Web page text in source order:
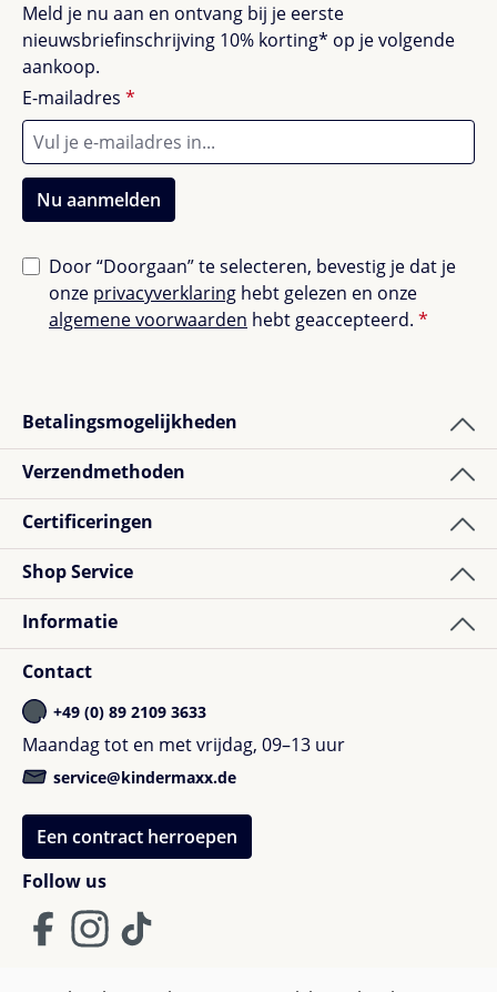
Meld je nu aan en ontvang bij je eerste
nieuwsbriefinschrijving 10% korting* op je volgende
aankoop.
E-mailadres *
Nu aanmelden
Door “Doorgaan” te selecteren, bevestig je dat je
onze privacyverklaring hebt gelezen en onze
algemene voorwaarden hebt geaccepteerd. *
Betalingsmogelijkheden
Verzendmethoden
Certificeringen
Follow us
Shop Service
Informatie
Contact
+49 (0) 89 2109 3633
Maandag tot en met vrijdag, 09–13 uur
service@kindermaxx.de
Een contract herroepen